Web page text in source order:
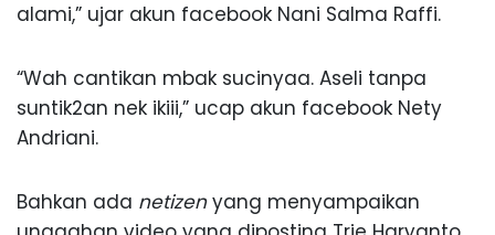
alami,” ujar akun facebook Nani Salma Raffi.
“Wah cantikan mbak sucinyaa. Aseli tanpa
suntik2an nek ikiii,” ucap akun facebook Nety
Andriani.
Bahkan ada netizenyang menyampaikan